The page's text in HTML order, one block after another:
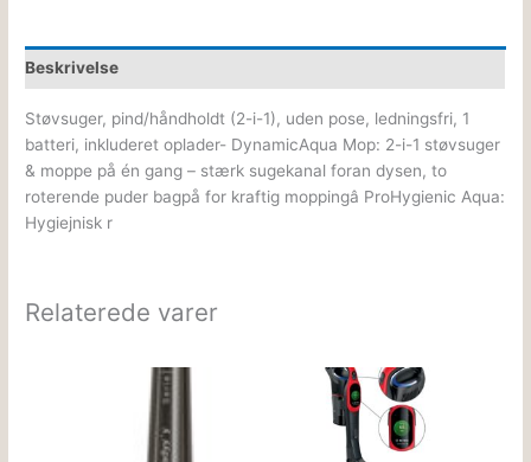
Beskrivelse
Støvsuger, pind/håndholdt (2-i-1), uden pose, ledningsfri, 1
batteri, inkluderet oplader- DynamicAqua Mop: 2-i-1 støvsuger
& moppe på én gang – stærk sugekanal foran dysen, to
roterende puder bagpå for kraftig moppingâ ProHygienic Aqua:
Hygiejnisk r
Relaterede varer